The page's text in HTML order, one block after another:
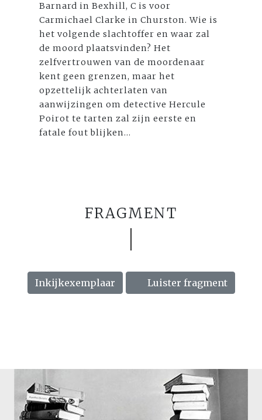
Barnard in Bexhill, C is voor
Carmichael Clarke in Churston. Wie is
het volgende slachtoffer en waar zal
de moord plaatsvinden? Het
zelfvertrouwen van de moordenaar
kent geen grenzen, maar het
opzettelijk achterlaten van
aanwijzingen om detective Hercule
Poirot te tarten zal zijn eerste en
fatale fout blijken…
FRAGMENT
Inkijkexemplaar Luister fragment